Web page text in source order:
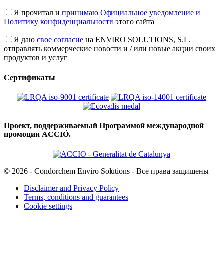
Я прочитал и принимаю Официальное уведомление и
Политику конфиденциальности этого сайта
Я даю свое согласие на ENVIRO SOLUTIONS, S.L.
отправлять коммерческие новости и / или новые акции своих
продуктов и услуг
Сертификаты
Проект, поддерживаемый Программой международной
промоции ACCIÓ.
© 2026 - Condorchem Enviro Solutions - Все права защищены
Disclaimer and Privacy Policy
Terms, conditions and guarantees
Cookie settings